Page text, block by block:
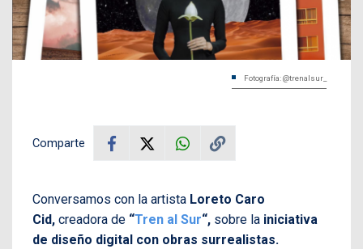
Fotografía: @trenalsur_
Comparte
Conversamos con la artista Loreto Caro
Cid, creadora de “Tren al Sur“, sobre la iniciativa
de diseño digital con obras surrealistas.